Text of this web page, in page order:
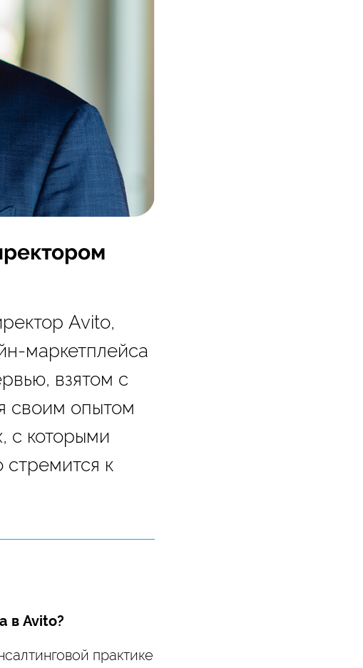
Avito,
маркетплейса
взятом с
своим опытом
с которыми
стремится к
в Avito?
практике